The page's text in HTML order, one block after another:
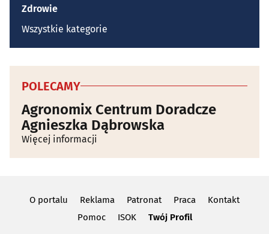
Zdrowie
Wszystkie kategorie
POLECAMY
Agronomix Centrum Doradcze
Agnieszka Dąbrowska
Więcej informacji
O portalu Reklama Patronat Praca
Kontakt
Pomoc
ISOK Twój Profil